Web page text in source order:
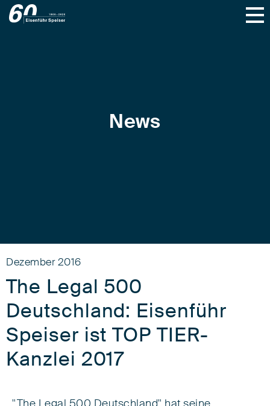
News
Dezember 2016
The Legal 500
Deutschland: Eisenführ
Speiser ist TOP TIER-
Kanzlei 2017